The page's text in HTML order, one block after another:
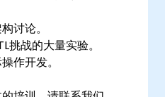
讨论。
挑战的大量实验。
作开发。